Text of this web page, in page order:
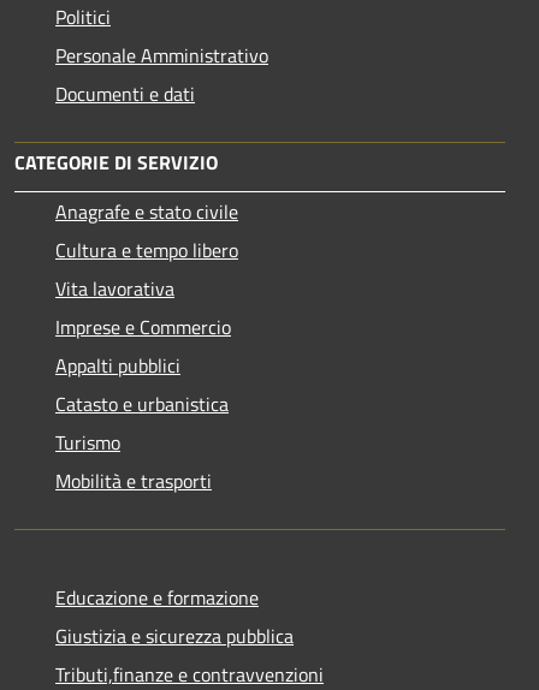
Politici
Personale Amministrativo
Documenti e dati
CATEGORIE DI SERVIZIO
Anagrafe e stato civile
Cultura e tempo libero
Vita lavorativa
Imprese e Commercio
Appalti pubblici
Catasto e urbanistica
Turismo
Mobilità e trasporti
Educazione e formazione
Giustizia e sicurezza pubblica
Tributi,finanze e contravvenzioni